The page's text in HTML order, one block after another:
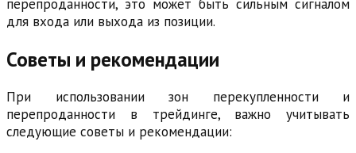
перепроданности, это может быть сильным сигналом
для входа или выхода из позиции.
Советы и рекомендации
При использовании зон перекупленности и
перепроданности в трейдинге, важно учитывать
следующие советы и рекомендации: